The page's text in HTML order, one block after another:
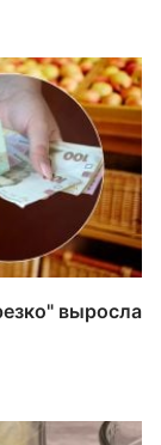
выросла